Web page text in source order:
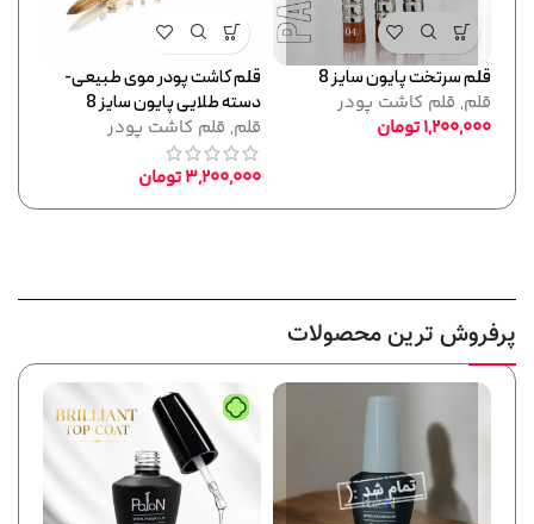
قلم سرتخت پایون سایز 8
قلم, قلم کاشت پودر
1,200,000تومان
قلم کاشت پودر موی طبیعی-
دسته طلایی پایون سایز 8
قلم, قلم کاشت پودر
3,200,000تومان
پرفروش ترین محصولات